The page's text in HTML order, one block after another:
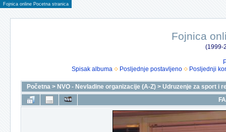
Fojnica online Pocetna stranica
Fojnica
(1999-
Spisak albuma
Posljednje postavljeno Posljednji
Početna > NVO - Nevladine organizacije (A-Z) > Udruzenje za sport i